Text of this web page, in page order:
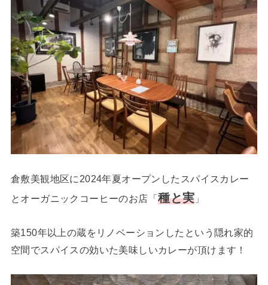
倉敷美観地区に2024年夏オープンしたスパイスカレー
とオーガニックコーヒーのお店「種と実 」
築150年以上の蔵をリノベーションしたという隠れ家的
空間でスパイスの効いた美味しいカレーが頂けます！